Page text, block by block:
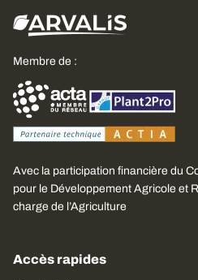
Membre de :
Avec la participation financière du
pour le Développement Agricole et
charge de l’Agriculture
Accès rapides